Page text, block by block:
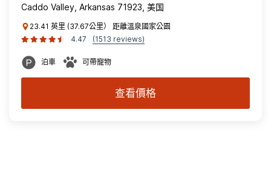
Caddo Valley, Arkansas 71923, 美国
23.41 英里 (37.67公里） 距離溫泉國家公園
4.47
(1513 reviews)
泊車 可帶寵物
查看價格